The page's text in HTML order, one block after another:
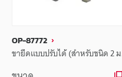
OP-87772
ขายึดแบบปรับได้ (สำหรับชนิด 2